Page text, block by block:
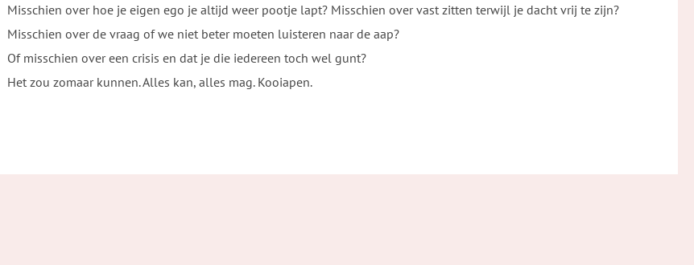
Misschien over hoe je eigen ego je altijd weer pootje lapt? Misschien over vast zitten terwijl je dacht vrij te zijn?
Misschien over de vraag of we niet beter moeten luisteren naar de aap?
Of misschien over een crisis en dat je die iedereen toch wel gunt?
Het zou zomaar kunnen. Alles kan, alles mag. Kooiapen.